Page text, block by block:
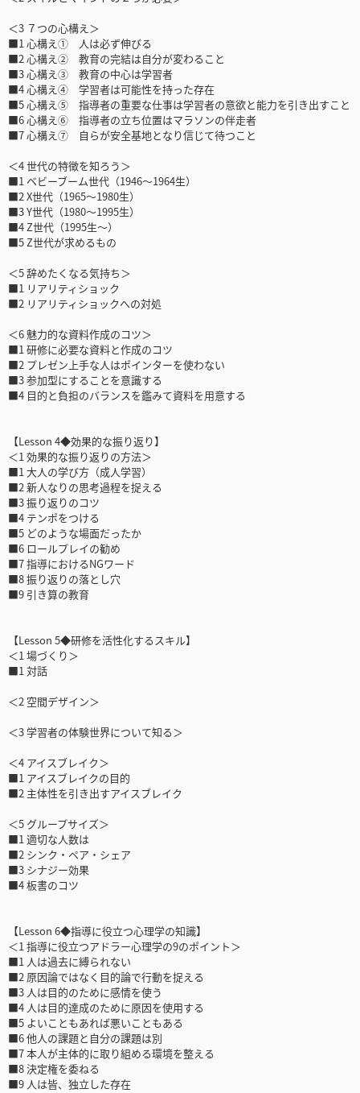
＜3 ７つの心構え＞
■1 心構え① 人は必ず伸びる
■2 心構え② 教育の完結は自分が変わること
■3 心構え③ 教育の中心は学習者
■4 心構え④ 学習者は可能性を持った存在
■5 心構え⑤ 指導者の重要な仕事は学習者の意欲と能力を引き出すこと
■6 心構え⑥ 指導者の立ち位置はマラソンの伴走者
■7 心構え⑦ 自らが安全基地となり信じて待つこと
＜4 世代の特徴を知ろう＞
■1 ベビーブーム世代（1946～1964生）
■2 X世代（1965～1980生）
■3 Y世代（1980～1995生）
■4 Z世代（1995生～）
■5 Z世代が求めるもの
＜5 辞めたくなる気持ち＞
■1 リアリティショック
■2 リアリティショックへの対処
＜6 魅力的な資料作成のコツ＞
■1 研修に必要な資料と作成のコツ
■2 プレゼン上手な人はポインターを使わない
■3 参加型にすることを意識する
■4 目的と負担のバランスを鑑みて資料を用意する
【Lesson 4◆効果的な振り返り】
＜1 効果的な振り返りの方法＞
■1 大人の学び方（成人学習）
■2 新人なりの思考過程を捉える
■3 振り返りのコツ
■4 テンポをつける
■5 どのような場面だったか
■6 ロールプレイの勧め
■7 指導におけるNGワード
■8 振り返りの落とし穴
■9 引き算の教育
【Lesson 5◆研修を活性化するスキル】
＜1 場づくり＞
■1 対話
＜2 空間デザイン＞
＜3 学習者の体験世界について知る＞
＜4 アイスブレイク＞
■1 アイスブレイクの目的
■2 主体性を引き出すアイスブレイク
＜5 グループサイズ＞
■1 適切な人数は
■2 シンク・ペア・シェア
■3 シナジー効果
■4 板書のコツ
【Lesson 6◆指導に役立つ心理学の知識】
＜1 指導に役立つアドラー心理学の9のポイント＞
■1 人は過去に縛られない
■2 原因論ではなく目的論で行動を捉える
■3 人は目的のために感情を使う
■4 人は目的達成のために原因を使用する
■5 よいこともあれば悪いこともある
■6 他人の課題と自分の課題は別
■7 本人が主体的に取り組める環境を整える
■8 決定権を委ねる
■9 人は皆、独立した存在